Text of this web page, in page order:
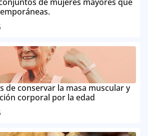
de conservar la masa muscular y
corporal por la edad